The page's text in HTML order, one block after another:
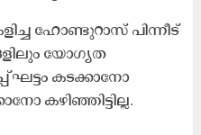
ഹോണ്ടുറാസ് പിന്നീട്
യോഗ്യത
ഘട്ടം കടക്കാനോ
കഴിഞ്ഞിട്ടില്ല.